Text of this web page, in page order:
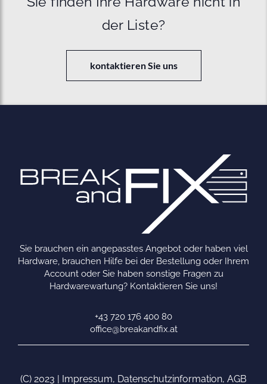
der Liste?
kontaktieren Sie uns
Sie brauchen ein angepasstes Angebot oder haben viel
Hardware, brauchen Hilfe bei der Bestellung oder Ihrem
Account oder Sie haben sonstige Fragen zu
Hardwarewartung? Kontaktieren Sie uns!
+43 720 176 400 80
office@breakandfix.at
(C) 2023 | Impressum, Datenschutzinformation, AGB